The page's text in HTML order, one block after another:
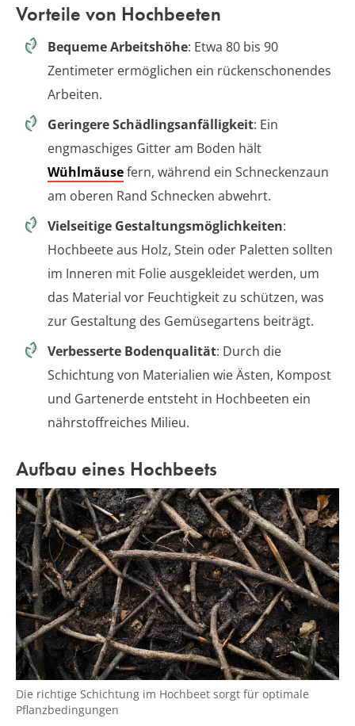
Vorteile von Hochbeeten
Bequeme Arbeitshöhe: Etwa 80 bis 90
Zentimeter ermöglichen ein rückenschonendes
Arbeiten.
Geringere Schädlingsanfälligkeit: Ein
engmaschiges Gitter am Boden hält
Wühlmäusefern, während ein Schneckenzaun
am oberen Rand Schnecken abwehrt.
Vielseitige Gestaltungsmöglichkeiten:
Hochbeete aus Holz, Stein oder Paletten sollten
im Inneren mit Folie ausgekleidet werden, um
das Material vor Feuchtigkeit zu schützen, was
zur Gestaltung des Gemüsegartens beiträgt.
Verbesserte Bodenqualität: Durch die
Schichtung von Materialien wie Ästen, Kompost
und Gartenerde entsteht in Hochbeeten ein
nährstoffreiches Milieu.
Aufbau eines Hochbeets
Die richtige Schichtung im Hochbeet sorgt für optimale
Pflanzbedingungen